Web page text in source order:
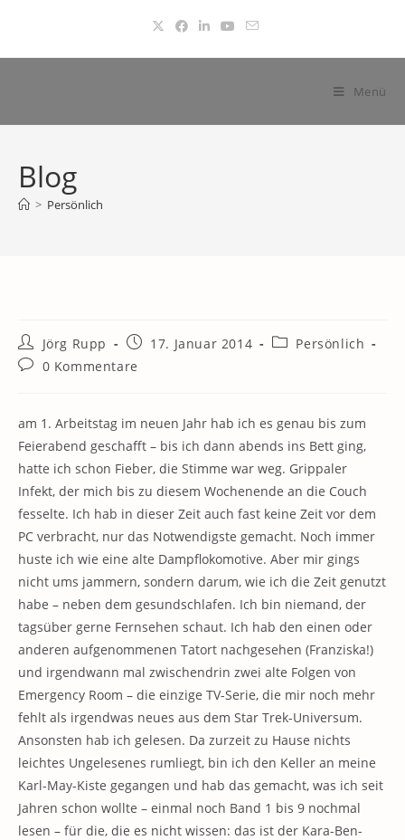
springen
Menü
Blog
> Persönlich
Beitrags-
Autor:
Jörg Rupp
Beitrag17. Januar 2014
Beitrags-
Persönlich
Beitrags-
0 Kommentare
am 1. Arbeitstag im neuen Jahr hab ich es genau bis zum
Feierabend geschafft – bis ich dann abends ins Bett ging,
hatte ich schon Fieber, die Stimme war weg. Grippaler
Infekt, der mich bis zu diesem Wochenende an die Couch
fesselte. Ich hab in dieser Zeit auch fast keine Zeit vor dem
PC verbracht, nur das Notwendigste gemacht. Noch immer
huste ich wie eine alte Dampflokomotive. Aber mir gings
nicht ums jammern, sondern darum, wie ich die Zeit genutzt
habe – neben dem gesundschlafen. Ich bin niemand, der
tagsüber gerne Fernsehen schaut. Ich hab den einen oder
anderen aufgenommenen Tatort nachgesehen (Franziska!)
und irgendwann mal zwischendrin zwei alte Folgen von
Emergency Room – die einzige TV-Serie, die mir noch mehr
fehlt als irgendwas neues aus dem Star Trek-Universum.
Ansonsten hab ich gelesen. Da zurzeit zu Hause nichts
leichtes Ungelesenes rumliegt, bin ich den Keller an meine
Karl-May-Kiste gegangen und hab das gemacht, was ich seit
Jahren schon wollte – einmal noch Band 1 bis 9 nochmal
lesen – für die, die es nicht wissen: das ist der Kara-Ben-